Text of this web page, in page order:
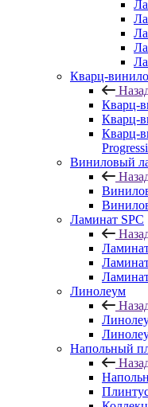
Кварц-
Кварц-
Кварц-
Кварц-
Виниловый
Ламинат SPC
Линолеум
Напольный